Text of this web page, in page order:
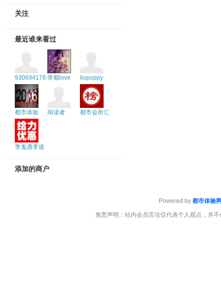
关注
最近谁来看过
930694178 帝都love liupoppy
都市体验 阅读者 都市会所汇
李鬼遇李逵
添加的商户
Powered by 都市体验
免责声明：站内会员言论仅代表个人观点，并